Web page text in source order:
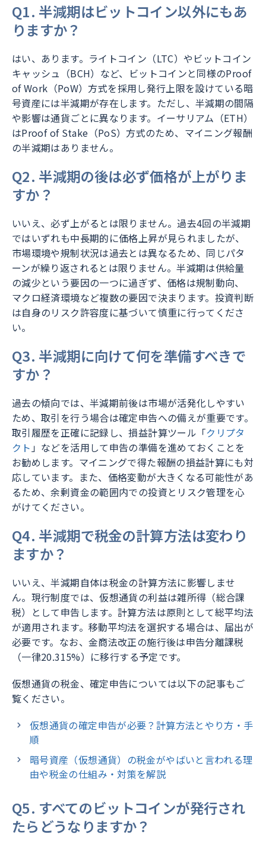
Q1. 半減期はビットコイン以外にもあ
りますか？
はい、あります。ライトコイン（LTC）やビットコイン
キャッシュ（BCH）など、ビットコインと同様のProof
of Work（PoW）方式を採用し発行上限を設けている暗
号資産には半減期が存在します。ただし、半減期の間隔
や影響は通貨ごとに異なります。イーサリアム（ETH）
はProof of Stake（PoS）方式のため、マイニング報酬
の半減期はありません。
Q2. 半減期の後は必ず価格が上がりま
すか？
いいえ、必ず上がるとは限りません。過去4回の半減期
ではいずれも中長期的に価格上昇が見られましたが、
市場環境や規制状況は過去とは異なるため、同じパタ
ーンが繰り返されるとは限りません。半減期は供給量
の減少という要因の一つに過ぎず、価格は規制動向、
マクロ経済環境など複数の要因で決まります。投資判断
は自身のリスク許容度に基づいて慎重に行ってくださ
い。
Q3. 半減期に向けて何を準備すべきで
すか？
過去の傾向では、半減期前後は市場が活発化しやすい
ため、取引を行う場合は確定申告への備えが重要です。
取引履歴を正確に記録し、損益計算ツール「クリプタ
クト」などを活用して申告の準備を進めておくことを
お勧めします。マイニングで得た報酬の損益計算にも対
応しています。また、価格変動が大きくなる可能性があ
るため、余剰資金の範囲内での投資とリスク管理を心
がけてください。
Q4. 半減期で税金の計算方法は変わり
ますか？
いいえ、半減期自体は税金の計算方法に影響しませ
ん。現行制度では、仮想通貨の利益は雑所得（総合課
税）として申告します。計算方法は原則として総平均法
が適用されます。移動平均法を選択する場合は、届出が
必要です。なお、金商法改正の施行後は申告分離課税
（一律20.315%）に移行する予定です。
仮想通貨の税金、確定申告については以下の記事もご
覧ください。
仮想通貨の確定申告が必要？計算方法とやり方・手
順
暗号資産（仮想通貨）の税金がやばいと言われる理
由や税金の仕組み・対策を解説
Q5. すべてのビットコインが発行され
たらどうなりますか？